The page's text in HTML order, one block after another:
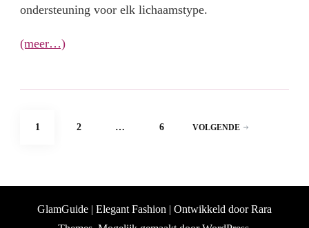
ondersteuning voor elk lichaamstype.
(meer…)
Berichten
PAGINA
1 PAGINA
2 … PAGINA
6 VOLGENDE
GlamGuide | Elegant Fashion | Ontwikkeld doorRara